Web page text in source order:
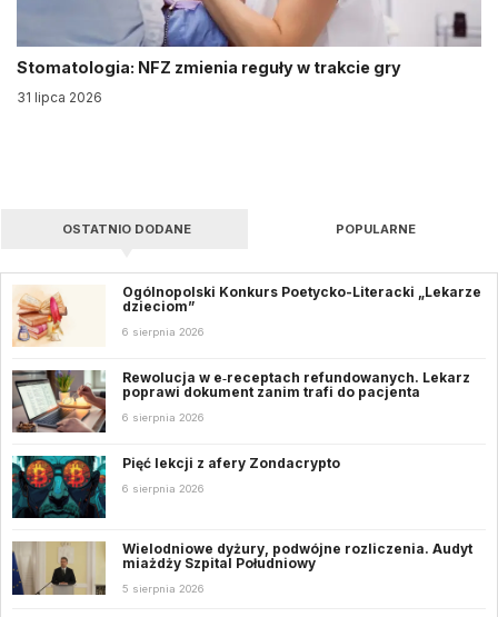
Stomatologia: NFZ zmienia reguły w trakcie gry
31 lipca 2026
OSTATNIO DODANE POPULARNE
Ogólnopolski Konkurs Poetycko-Literacki „Lekarze
dzieciom”
6 sierpnia 2026
Rewolucja w e‑receptach refundowanych. Lekarz
poprawi dokument zanim trafi do pacjenta
6 sierpnia 2026
Pięć lekcji z afery Zondacrypto
6 sierpnia 2026
Wielodniowe dyżury, podwójne rozliczenia. Audyt
miażdży Szpital Południowy
5 sierpnia 2026